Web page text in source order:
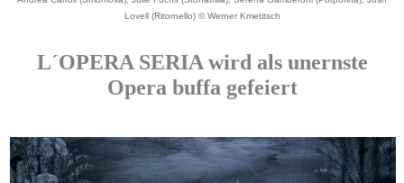
Lovell (Ritornello) © Werner Kmetitsch
L´OPERA SERIA wird als unernste
Opera buffa gefeiert